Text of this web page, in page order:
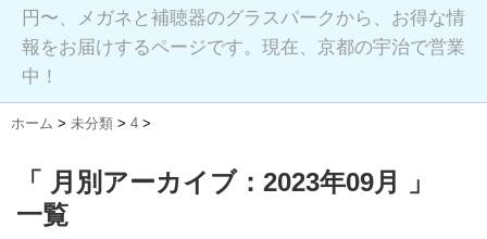
円〜、メガネと補聴器のグラスパークから、お得な情
報をお届けするページです。現在、京都の宇治で営業
中！
ホーム > 未分類 > 4 >
「 月別アーカイブ：2023年09月 」
一覧